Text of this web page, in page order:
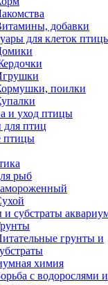
добавки
для клеток
поилки
и уход птицы
для птиц
рыб
и субстраты
грунты и
химия
с водорослями и